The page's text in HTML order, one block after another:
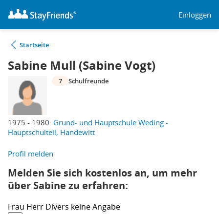
Einloggen
Startseite
Sabine Mull (Sabine Vogt)
1975 - 1980: Grund- und Hauptschule Weding -
Hauptschulteil, Handewitt
7 Schulfreunde
Profil melden
Melden Sie sich kostenlos an, um mehr
über Sabine zu erfahren:
Frau Herr Divers keine Angabe